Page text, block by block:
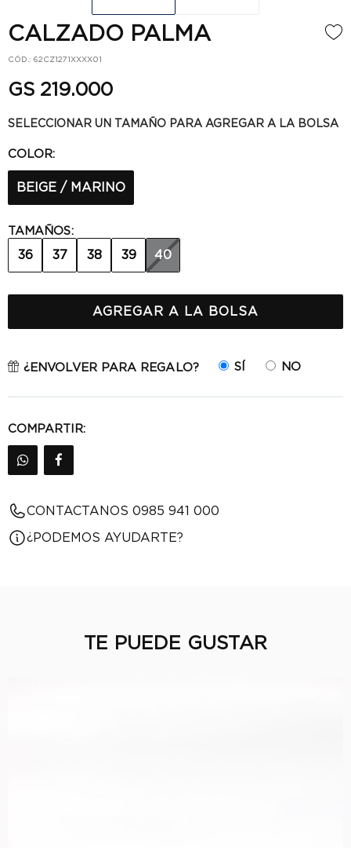
CALZADO PALMA
CÓD.: 62CZ1271XXXX01
GS 219.000
SELECCIONAR UN TAMAÑO PARA AGREGAR A LA BOLSA
COLOR:
BEIGE / MARINO
TAMAÑOS:
36 37 38 39 40
AGREGAR A LA BOLSA
¿ENVOLVER PARA REGALO? SÍ NO
COMPARTIR:
CONTACTANOS 0985 941 000
¿PODEMOS AYUDARTE?
TE PUEDE GUSTAR